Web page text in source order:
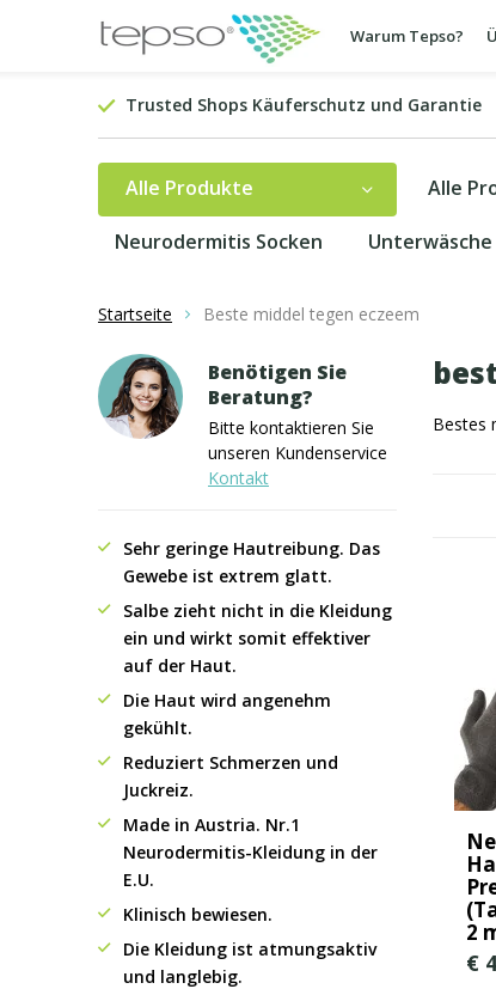
Warum Tepso?
Trusted Shops Käuferschutz und Garantie
Alle Produkte Alle
Neurodermitis Socken Unterwäsche
Startseite Beste middel tegen eczeem
Bestes
2
€
Benötigen Sie
Beratung?
Bitte kontaktieren Sie
unseren Kundenservice
Kontakt
Sehr geringe Hautreibung. Das
Gewebe ist extrem glatt.
Salbe zieht nicht in die Kleidung
ein und wirkt somit effektiver
auf der Haut.
Die Haut wird angenehm
gekühlt.
Reduziert Schmerzen und
Juckreiz.
Made in Austria. Nr.1
Neurodermitis-Kleidung in der
E.U.
Klinisch bewiesen.
Die Kleidung ist atmungsaktiv
und langlebig.